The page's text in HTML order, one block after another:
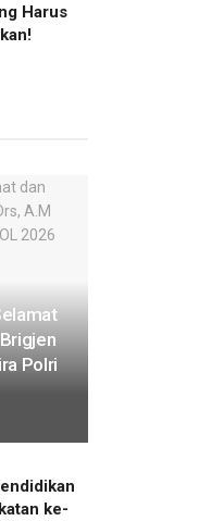
Harus
Polri
ke-